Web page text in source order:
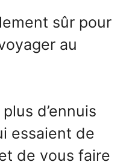
sûr pour
au
d’ennuis
essaient de
de vous faire